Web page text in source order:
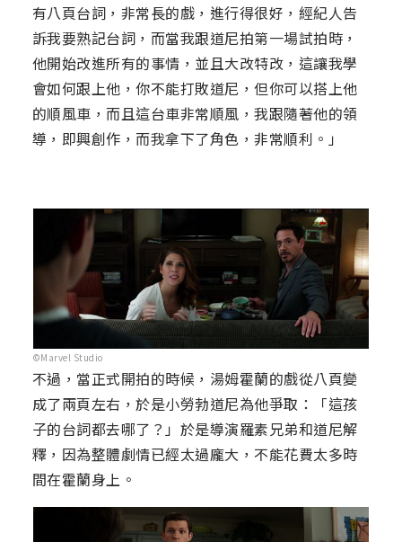
有八頁台詞，非常長的戲，進行得很好，經紀人告
訴我要熟記台詞，而當我跟道尼拍第一場試拍時，
他開始改進所有的事情，並且大改特改，這讓我學
會如何跟上他，你不能打敗道尼，但你可以搭上他
的順風車，而且這台車非常順風，我跟隨著他的領
導，即興創作，而我拿下了角色，非常順利。」
©Marvel Studio
不過，當正式開拍的時候，湯姆霍蘭的戲從八頁變
成了兩頁左右，於是小勞勃道尼為他爭取：「這孩
子的台詞都去哪了？」於是導演羅素兄弟和道尼解
釋，因為整體劇情已經太過龐大，不能花費太多時
間在霍蘭身上。